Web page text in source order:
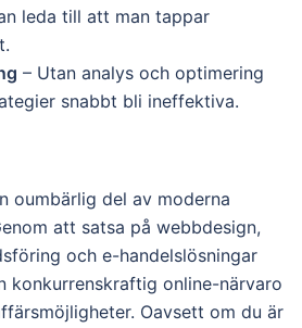
leda till att man tappar
– Utan analys och optimering
snabbt bli ineffektiva.
oumbärlig del av moderna
att satsa på webbdesign,
och e-handelslösningar
konkurrenskraftig online-närvaro
Oavsett om du är